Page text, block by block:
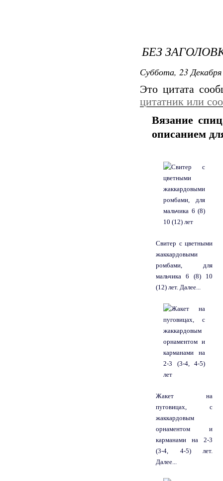
БЕЗ
Суббота, 23
Это цитата
цитатник или
Вязание
описанием
Свитер с цветными
жаккардовыми
ромбами, для
мальчика 6 (8) 10
(12) лет. Далее...
Жакет на
пуговицах, с
жаккардовым
орнаментом и
карманами на 2-3
(3-4, 4-5) лет.
Далее...